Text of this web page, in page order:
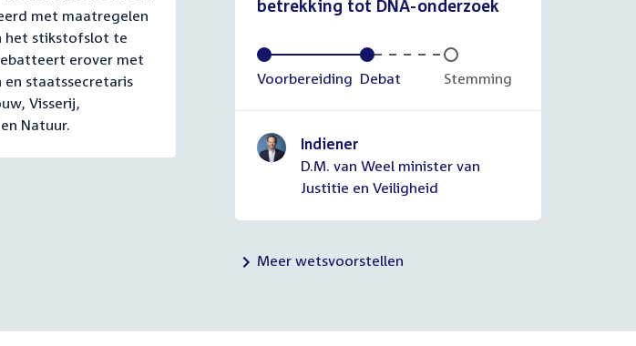
met maatregelen
het stikstofslot te
erover met
en staatssecretaris
Visserij,
Natuur.
betrekking tot DNA-onderzoek
Voltooid:
Voorbereiding Voltooid:
Debat Onvoltooid:
Stemming
Indiener
D.M. van Weel minister van
Justitie en Veiligheid
Meer wetsvoorstellen